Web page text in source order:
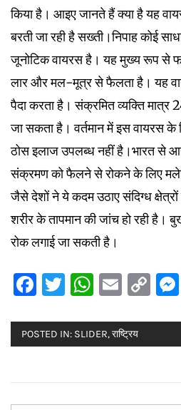
किया है। आइए जानते हैं क्या है यह
बरती जा रही है सख्ती।निपाह कोई
जूनोटिक वायरस है। यह मुख्य रूप से
लार और मल-मूत्र से फैलता है। यह
पैदा करता है। संक्रमित व्यक्ति
जा सकता है। वर्तमान में इस वायरस के
ठोस इलाज उपलब्ध नहीं है।भारत से
संक्रमण को फैलने से रोकने के लिए
जैसे देशों ने ये कदम उठाए संदिग्ध
शरीर के तापमान की जांच हो रही है।
रोक लगाई जा सकती है।
Facebook
Twitter
POSTED IN: SLIDER,राष्ट्रिय